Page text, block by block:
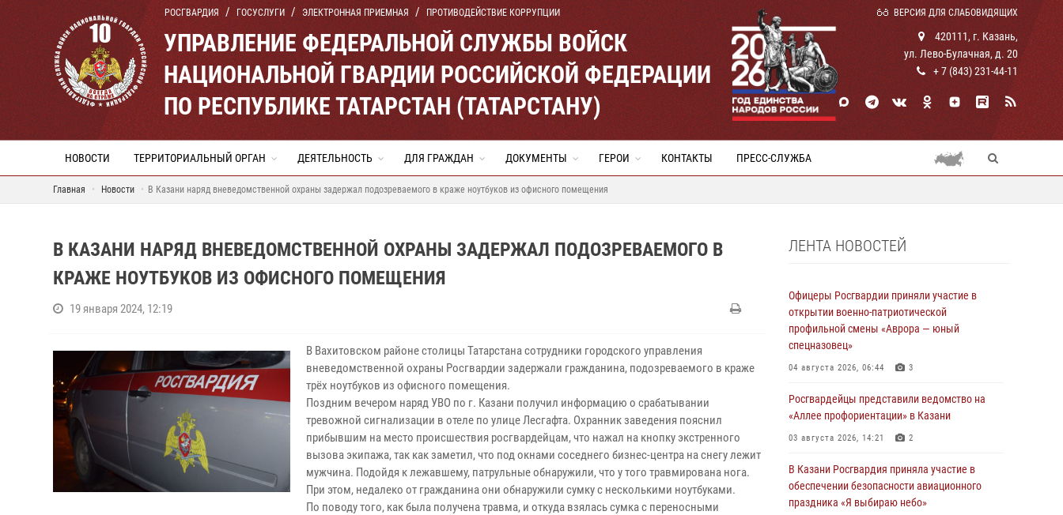
РОСГВАРДИЯ ГОСУСЛУГИ ЭЛЕКТРОННАЯ ПРИЕМНАЯ ПРОТИВОДЕЙСТВИЕ КОРРУПЦИИ ВЕРСИЯ ДЛЯ СЛАБОВИДЯЩИХ
УПРАВЛЕНИЕ ФЕДЕРАЛЬНОЙ СЛУЖБЫ ВОЙСК
НАЦИОНАЛЬНОЙ ГВАРДИИ РОССИЙСКОЙ ФЕДЕРАЦИИ
ПО РЕСПУБЛИКЕ ТАТАРСТАН (ТАТАРСТАНУ)
420111, г. Казань,
ул. Лево-Булачная, д. 20
+ 7 (843) 231-44-11
НОВОСТИ ТЕРРИТОРИАЛЬНЫЙ ОРГАН ДЕЯТЕЛЬНОСТЬ ДЛЯ ГРАЖДАН ДОКУМЕНТЫ ГЕРОИ КОНТАКТЫ ПРЕСС-СЛУЖБА
Главная Новости В Казани наряд вневедомственной охраны задержал подозреваемого в краже ноутбуков из офисного помещения
В КАЗАНИ НАРЯД ВНЕВЕДОМСТВЕННОЙ ОХРАНЫ ЗАДЕРЖАЛ ПОДОЗРЕВАЕМОГО В
КРАЖЕ НОУТБУКОВ ИЗ ОФИСНОГО ПОМЕЩЕНИЯ
19 января 2024, 12:19
В Вахитовском районе столицы Татарстана сотрудники городского управления
вневедомственной охраны Росгвардии задержали гражданина, подозреваемого в краже
трёх ноутбуков из офисного помещения.
Поздним вечером наряд УВО по г. Казани получил информацию о срабатывании
тревожной сигнализации в отеле по улице Лесгафта. Охранник заведения пояснил
прибывшим на место происшествия росгвардейцам, что нажал на кнопку экстренного
вызова экипажа, так как заметил, что под окнами соседнего бизнес-центра на снегу лежит
мужчина. Подойдя к лежавшему, патрульные обнаружили, что у того травмирована нога.
При этом, недалеко от гражданина они обнаружили сумку с несколькими ноутбуками.
По поводу того, как была получена травма, и откуда взялась сумка с переносными
ЛЕНТА НОВОСТЕЙ
Офицеры Росгвардии приняли участие в
открытии военно-патриотической
профильной смены «Аврора — юный
спецназовец»
04 августа 2026, 06:44 3
Росгвардейцы представили ведомство на
«Аллее профориентации» в Казани
03 августа 2026, 14:21 2
В Казани Росгвардия приняла участие в
обеспечении безопасности авиационного
праздника «Я выбираю небо»